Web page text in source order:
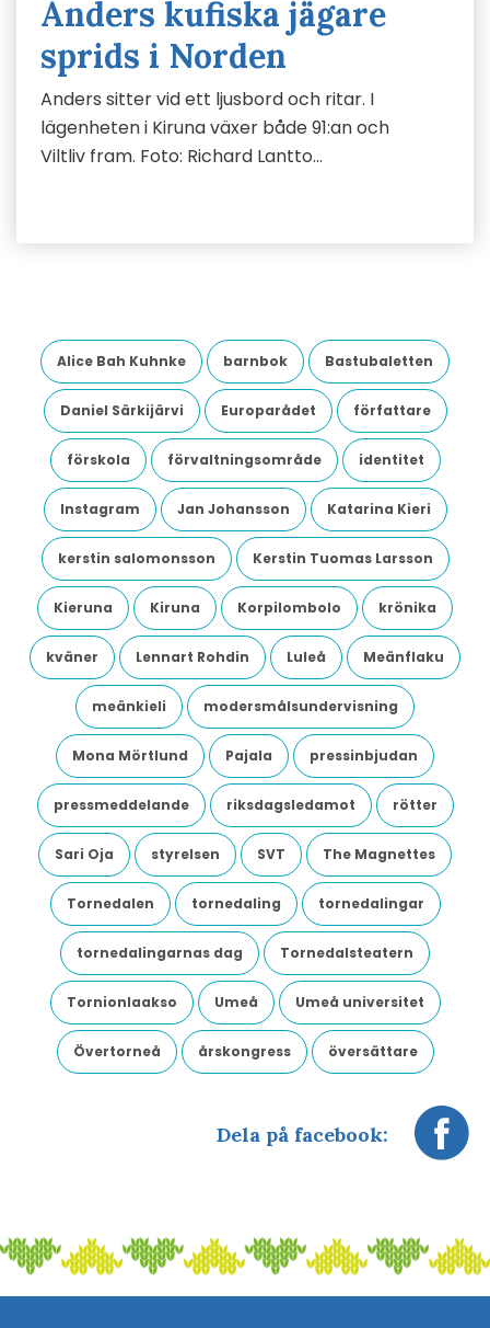
Anders kufiska jägare
sprids i Norden
Anders sitter vid ett ljusbord och ritar. I
lägenheten i Kiruna växer både 91:an och
Viltliv fram. Foto: Richard Lantto…
Alice Bah Kuhnke barnbok Bastubaletten
Daniel Särkijärvi Europarådet författare
förskola förvaltningsområde identitet
Instagram Jan Johansson Katarina Kieri
kerstin salomonsson Kerstin Tuomas Larsson
Kieruna Kiruna Korpilombolo krönika
kväner Lennart Rohdin Luleå Meänflaku
meänkieli modersmålsundervisning
Mona Mörtlund Pajala pressinbjudan
pressmeddelande riksdagsledamot rötter
Sari Oja styrelsen SVT The Magnettes
Tornedalen tornedaling tornedalingar
tornedalingarnas dag Tornedalsteatern
Tornionlaakso Umeå Umeå universitet
Övertorneå årskongress översättare
Dela på facebook: